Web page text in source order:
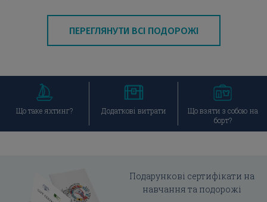
ПЕРЕГЛЯНУТИ ВСІ ПОДОРОЖІ
Що таке яхтинг?
Що таке яхтинг?
Додаткові витрати
Додаткові витрати
Що взяти з собою на
борт?
Що взяти з собою
на борт?
Подарункові сертифікати на
навчання та подорожі